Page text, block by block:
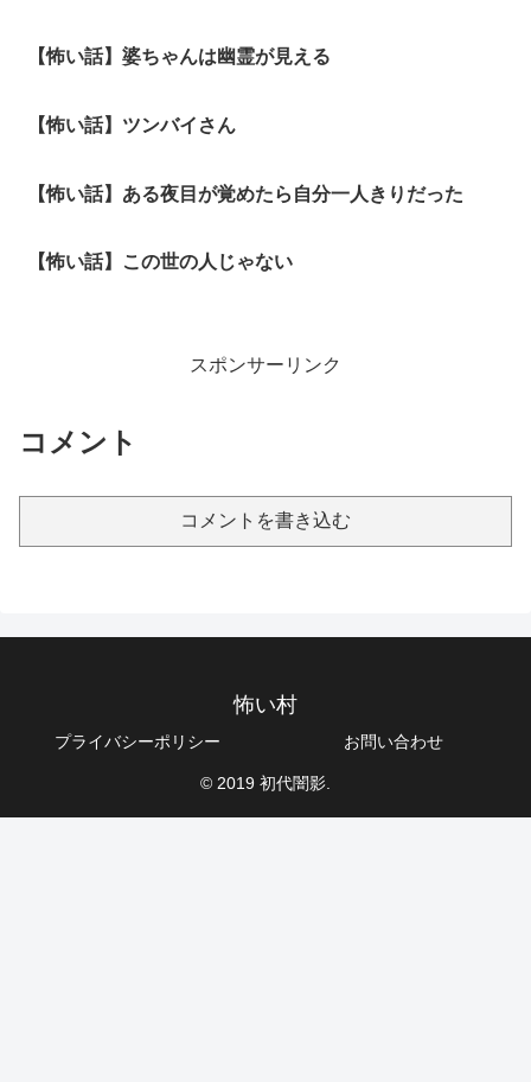
【怖い話】婆ちゃんは幽霊が見える
【怖い話】ツンバイさん
【怖い話】ある夜目が覚めたら自分一人きりだった
【怖い話】この世の人じゃない
スポンサーリンク
コメント
コメントを書き込む
怖い村
プライバシーポリシー お問い合わせ
© 2019 初代闇影.